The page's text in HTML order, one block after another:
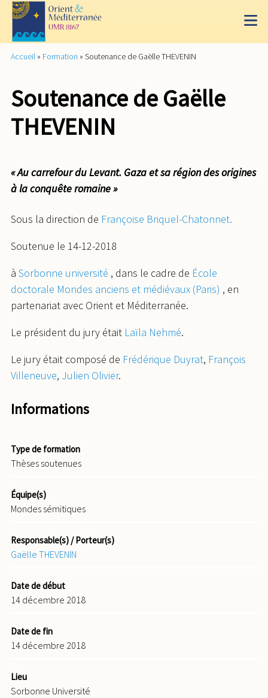
Accueil » Formation » Soutenance de Gaëlle THEVENIN
Soutenance de Gaëlle
THEVENIN
« Au carrefour du Levant. Gaza et sa région des origines
à la conquête romaine »
Sous la direction de Françoise Briquel-Chatonnet.
Soutenue le 14-12-2018
à Sorbonne université , dans le cadre de École
doctorale Mondes anciens et médiévaux (Paris) , en
partenariat avec Orient et Méditerranée.
Le président du jury était Laïla Nehmé.
Le jury était composé de Frédérique Duyrat, François
Villeneuve, Julien Olivier.
Informations
Type de formation
Thèses soutenues
Équipe(s)
Mondes sémitiques
Responsable(s) / Porteur(s)
Gaëlle THEVENIN
Date de début
14 décembre 2018
Date de fin
14 décembre 2018
Lieu
Sorbonne Université